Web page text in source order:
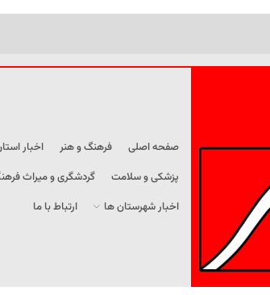
صفحه اصلی فرهنگ و هنر اخبار
پزشکی و سلامت
گردشگری و میراث
اخبار شهرستان ها
ارتباط با ما